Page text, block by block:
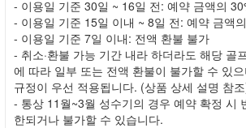
- 이용일 기준 30일 ~ 16일 전: 예약 금액의
- 이용일 기준 15일 이내 ~ 8일 전: 예약 금액
- 이용일 기준 7일 이내: 전액 환불 불가
- 취소·환불 가능 기간 내라 하더라도 해당 골
에 따라 일부 또는 전액 환불이 불가할 수 있
규정이 우선 적용됩니다. (상품 상세 설명 참
- 통상 11월~3월 성수기의 경우 예약 확정 시
한되거나 불가할 수 있습니다.